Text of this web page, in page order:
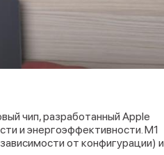
чип, разработанный Apple
и энергоэффективности. M1
от конфигурации) и